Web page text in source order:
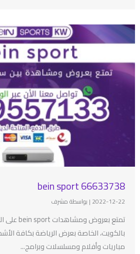
bein sport 66633738
2022-12-22
| بواسطة مشرف
بالكويت، الخاصة بعرض الرياضة بكافة
مباريات وأفلام ومسلسلات وبرامج...